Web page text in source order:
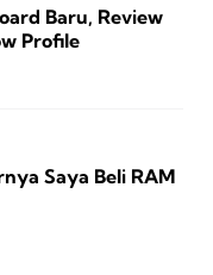
Baru, Review
Profile
Saya Beli RAM